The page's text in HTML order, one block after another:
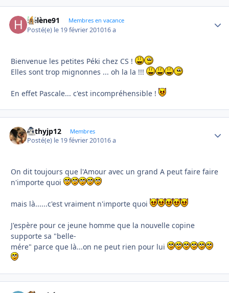
Hélène91 Membres en vacance
Posté(e) le 19 février 201016 a
Bienvenue les petites Péki chez CS !
Elles sont trop mignonnes ... oh la la !!!
En effet Pascale... c'est incompréhensible !
cathyjp12 Membres
Posté(e) le 19 février 201016 a
On dit toujours que l'Amour avec un grand A peut faire faire
n'importe quoi
mais là......c'est vraiment n'importe quoi
J'espère pour ce jeune homme que la nouvelle copine
supporte sa "belle-
mére" parce que là...on ne peut rien pour lui